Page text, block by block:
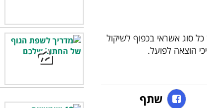
סוג אשראי בכפוף לשיקול
הוצאה לפועל.
שתף